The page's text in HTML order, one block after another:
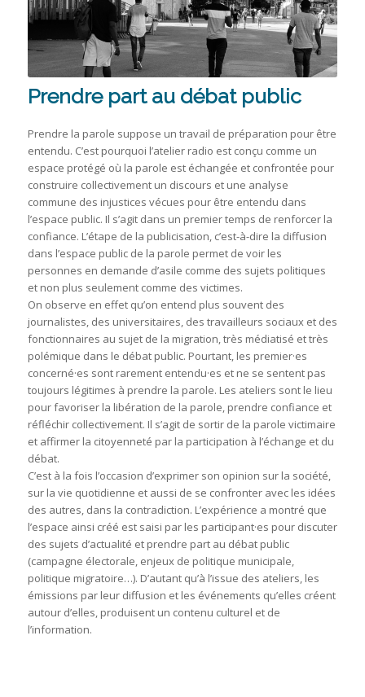
Prendre part au débat public
Prendre la parole suppose un travail de préparation pour être
entendu. C’est pourquoi l’atelier radio est conçu comme un
espace protégé où la parole est échangée et confrontée pour
construire collectivement un discours et une analyse
commune des injustices vécues pour être entendu dans
l’espace public. Il s’agit dans un premier temps de renforcer la
confiance. L’étape de la publicisation, c’est-à-dire la diffusion
dans l’espace public de la parole permet de voir les
personnes en demande d’asile comme des sujets politiques
et non plus seulement comme des victimes.
On observe en effet qu’on entend plus souvent des
journalistes, des universitaires, des travailleurs sociaux et des
fonctionnaires au sujet de la migration, très médiatisé et très
polémique dans le débat public. Pourtant, les premier·es
concerné·es sont rarement entendu·es et ne se sentent pas
toujours légitimes à prendre la parole. Les ateliers sont le lieu
pour favoriser la libération de la parole, prendre confiance et
réfléchir collectivement. Il s’agit de sortir de la parole victimaire
et affirmer la citoyenneté par la participation à l’échange et du
débat.
C’est à la fois l’occasion d’exprimer son opinion sur la société,
sur la vie quotidienne et aussi de se confronter avec les idées
des autres, dans la contradiction. L’expérience a montré que
l’espace ainsi créé est saisi par les participant·es pour discuter
des sujets d’actualité et prendre part au débat public
(campagne électorale, enjeux de politique municipale,
politique migratoire…). D’autant qu’à l’issue des ateliers, les
émissions par leur diffusion et les événements qu’elles créent
autour d’elles, produisent un contenu culturel et de
l’information.